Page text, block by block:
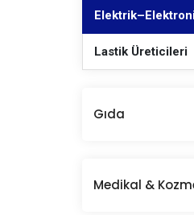
Lastik Üreticileri
Gıda
Medikal &